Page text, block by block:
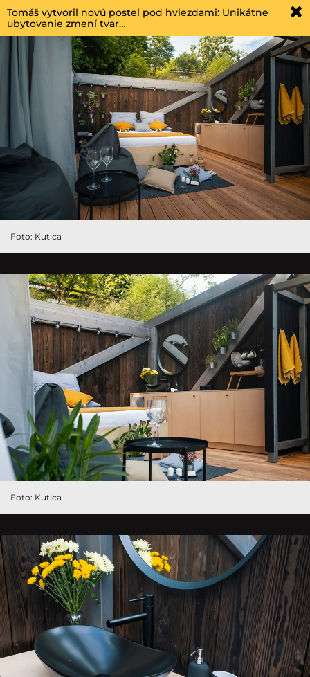
Tomáš vytvoril novú posteľ pod hviezdami: Unikátne
ubytovanie zmení tvar…
Foto: Kutica
Foto: Kutica